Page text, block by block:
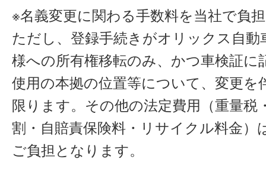
※名義変更に関わる手数料を当社で負
ただし、登録手続きがオリックス自動
様への所有権移転のみ、かつ車検証に
使用の本拠の位置等について、変更を
限ります。その他の法定費用（重量税
割・自賠責保険料・リサイクル料金）
ご負担となります。